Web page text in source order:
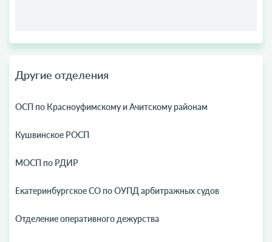
Другие отделения
ОСП по Красноуфимскому и Ачитскому районам
Кушвинское РОСП
МОСП по РДИР
Екатеринбургское СО по ОУПД арбитражных судов
Отделение оперативного дежурства